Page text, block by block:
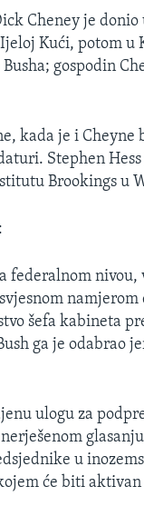
Cheney je donio
Kući, potom u
gospodin
kada je i Cheyne
Stephen
Brookings u
federalnom nivou,
šefa kabineta
ga je odabrao
ulogu za
u
će biti